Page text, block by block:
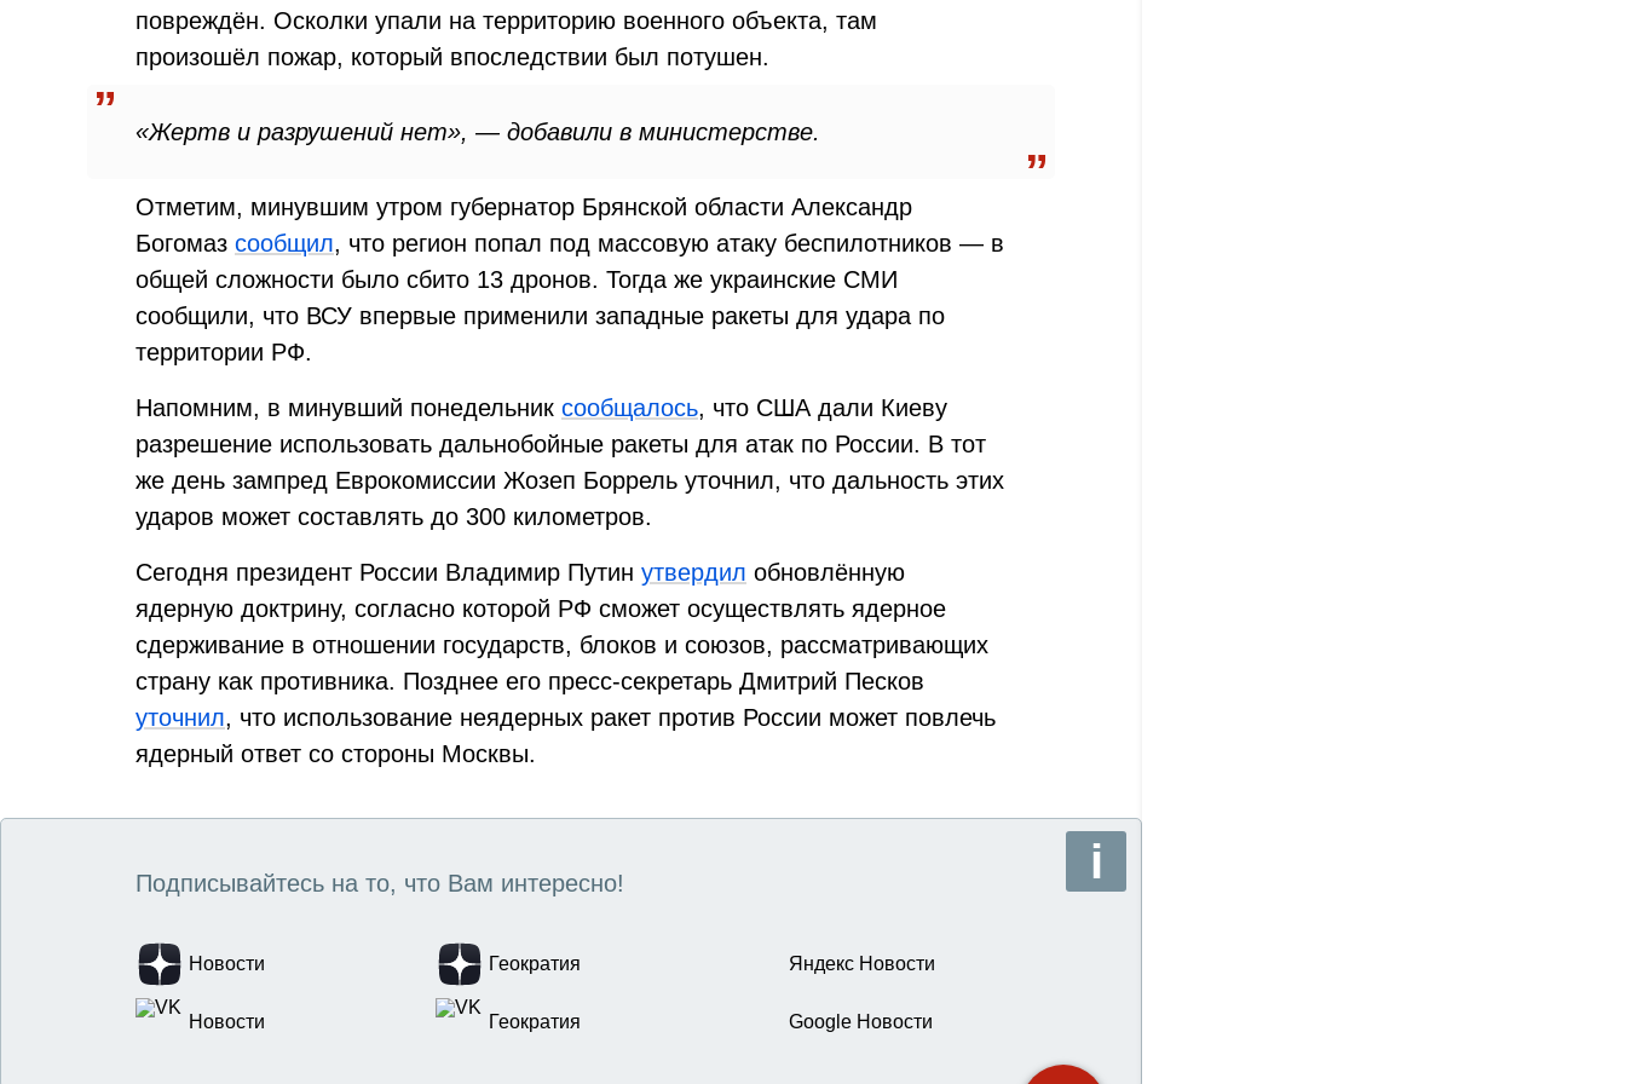
повреждён. Осколки упали на территорию военного объекта, там
произошёл пожар, который впоследствии был потушен.
«Жертв и разрушений нет», — добавили в министерстве.
Отметим, минувшим утром губернатор Брянской области Александр
Богомаз сообщил, что регион попал под массовую атаку беспилотников — в
общей сложности было сбито 13 дронов. Тогда же украинские СМИ
сообщили, что ВСУ впервые применили западные ракеты для удара по
территории РФ.
Напомним, в минувший понедельник сообщалось, что США дали Киеву
разрешение использовать дальнобойные ракеты для атак по России. В тот
же день зампред Еврокомиссии Жозеп Боррель уточнил, что дальность этих
ударов может составлять до 300 километров.
Сегодня президент России Владимир Путин утвердил обновлённую
ядерную доктрину, согласно которой РФ сможет осуществлять ядерное
сдерживание в отношении государств, блоков и союзов, рассматривающих
страну как противника. Позднее его пресс-секретарь Дмитрий Песков
уточнил, что использование неядерных ракет против России может повлечь
ядерный ответ со стороны Москвы.
Подписывайтесь на то, что Вам интересно!
Новости Геократия Яндекс Новости
Новости Геократия Google Новости